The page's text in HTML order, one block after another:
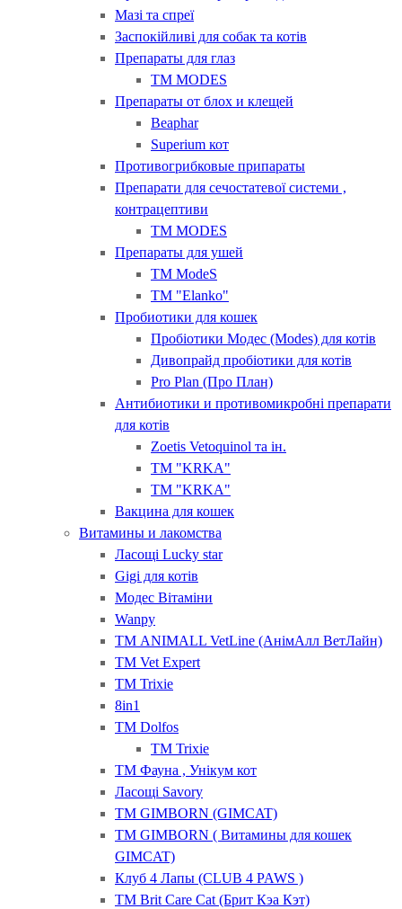
Мазі та спреї
Заспокійливі для собак та котів
Препараты для глаз
ТМ MODES
Препараты от блох и клещей
Beaphar
Superium кот
Противогрибковые припараты
Препарати для сечостатевої системи ,
контрацептиви
ТМ MODES
Препараты для ушей
ТМ ModeS
ТМ "Elanko"
Пробиотики для кошек
Пробіотики Модес (Modes) для котів
Дивопрайд пробіотики для котів
Pro Plan (Про План)
Антибиотики и противомикробні препарати
для котів
Zoetis Vetoquinol та ін.
ТМ "KRKA"
ТМ "KRKA"
Вакцина для кошек
Витамины и лакомства
Ласощі Lucky star
Gigi для котів
Модес Вітаміни
Wanpy
ТМ ANIMALL VetLine (АнімАлл ВетЛайн)
ТМ Vet Expert
ТМ Trixie
8in1
ТМ Dolfos
ТМ Trixie
ТМ Фауна , Унікум кот
Ласощі Savory
ТМ GIMBORN (GIMCAT)
ТМ GIMBORN ( Витамины для кошек
GIMCAT)
Клуб 4 Лапы (CLUB 4 PAWS )
ТМ Brit Care Cat (Брит Кэа Кэт)